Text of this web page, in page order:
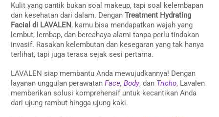
Kulit yang cantik bukan soal makeup, tapi soal kelembapan
dan kesehatan dari dalam. DenganTreatment Hydrating
Facial di LAVALEN, kamu bisa mendapatkan wajah yang
lembut, lembap, dan bercahaya alami tanpa perlu tindakan
invasif. Rasakan kelembutan dan kesegaran yang tak hanya
terlihat, tapi juga terasa sejak sesi pertama.
LAVALEN siap membantu Anda mewujudkannya! Dengan
layanan unggulan perawatan Face, Body, dan Tricho, Lavalen
memberikan solusi komprehensif untuk kecantikan Anda
dari ujung rambut hingga ujung kaki.